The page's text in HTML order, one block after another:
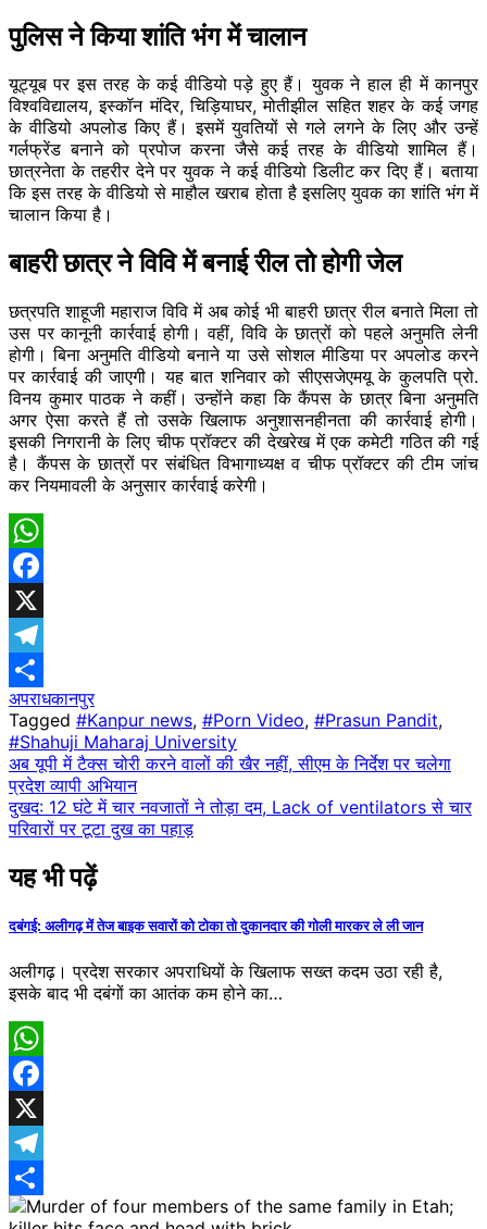
पुलिस ने किया शांति भंग में चालान
यूट्यूब पर इस तरह के कई वीडियो पड़े हुए हैं। युवक ने हाल ही में कानपुर
विश्वविद्यालय, इस्कॉन मंदिर, चिड़ियाघर, मोतीझील सहित शहर के कई जगह
के वीडियो अपलोड किए हैं। इसमें युवतियों से गले लगने के लिए और उन्हें
गर्लफ्रेंड बनाने को प्रपोज करना जैसे कई तरह के वीडियो शामिल हैं।
छात्रनेता के तहरीर देने पर युवक ने कई वीडियो डिलीट कर दिए हैं। बताया
कि इस तरह के वीडियो से माहौल खराब होता है इसलिए युवक का शांति भंग में
चालान किया है।
बाहरी छात्र ने विवि में बनाई रील तो होगी जेल
छत्रपति शाहूजी महाराज विवि में अब कोई भी बाहरी छात्र रील बनाते मिला तो
उस पर कानूनी कार्रवाई होगी। वहीं, विवि के छात्रों को पहले अनुमति लेनी
होगी। बिना अनुमति वीडियो बनाने या उसे सोशल मीडिया पर अपलोड करने
पर कार्रवाई की जाएगी। यह बात शनिवार को सीएसजेएमयू के कुलपति प्रो.
विनय कुमार पाठक ने कहीं। उन्होंने कहा कि कैंपस के छात्र बिना अनुमति
अगर ऐसा करते हैं तो उसके खिलाफ अनुशासनहीनता की कार्रवाई होगी।
इसकी निगरानी के लिए चीफ प्रॉक्टर की देखरेख में एक कमेटी गठित की गई
है। कैंपस के छात्रों पर संबंधित विभागाध्यक्ष व चीफ प्रॉक्टर की टीम जांच
कर नियमावली के अनुसार कार्रवाई करेगी।
WhatsApp
Facebook
X
Telegram
Share
अपराध​कानपुर
Tagged #Kanpur news, #Porn Video, #Prasun Pandit,
#Shahuji Maharaj University
Post
navigation
अब यूपी में टैक्स चोरी करने वालों की खैर नहीं, सीएम के निर्देश पर चलेगा
प्रदेश व्यापी अभियान
दुखद: 12 घंटे में चार नवजातों ने तोड़ा दम, Lack of ventilators से चार
परिवारों पर टूटा दुख का पहाड़
यह भी पढ़ें
दबंगई: अलीगढ़ में तेज बाइक सवारों को टोका तो दुकानदार की गोली मारकर ले ली जान
अलीगढ़। प्रदेश सरकार अपराधियों के खिलाफ सख्त कदम उठा रही है,
इसके बाद भी दबंगों का आतंक कम होने का…
WhatsApp
Facebook
X
Telegram
Share